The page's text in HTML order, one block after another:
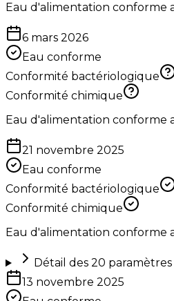
Eau d'alimentation conforme
6 mars 2026
Eau conforme
Conformité bactériologique
Conformité chimique
Eau d'alimentation conforme
21 novembre 2025
Eau conforme
Conformité bactériologique
Conformité chimique
Eau d'alimentation conforme
Détail des 20
13 novembre 2025